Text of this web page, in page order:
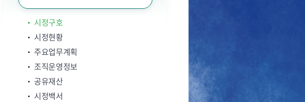
시정구호
시정현황
주요업무계획
조직운영정보
공유재산
시정백서